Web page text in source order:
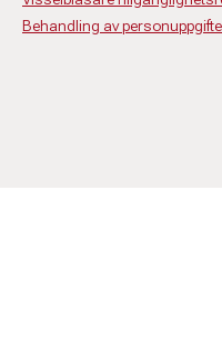
Behandling av